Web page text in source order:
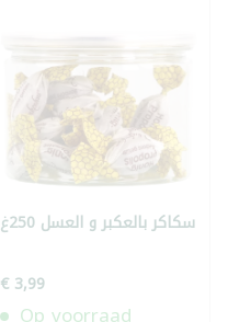
سكاكر بالعكبر و العسل 250غ
€ 3,99